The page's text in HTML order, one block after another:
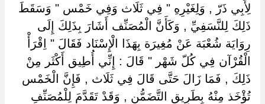
لِأَبِي ذَرّ , وَلِغَيْرِهِ " فِي ثَلَاث وَفِي خَمْس " وَسَقَطَ
ذَلِكَ لِلنَّسَفِيِّ , وَكَأَنَّ الْمُصَنِّف أَشَارَ بِذَلِكَ إِلَى
رِوَايَة شُعْبَة عَنْ مُغِيرَة بِهَذَا الْإِسْنَاد فَقَالَ " اِقْرَأْ
الْقُرْآن فِي كُلّ شَهْر " قَالَ : إِنِّي أُطِيق أَكْثَر مِنْ
ذَلِكَ , فَمَا زَالَ حَتَّى قَالَ فِي ثَلَاث , فَإِنَّ الْخَمْس
تُؤْخَذ مِنْهُ بِطَرِيقِ التَّضَمُّن , وَقَدْ تَقَدَّمَ لِلْمُصَنِّفِ